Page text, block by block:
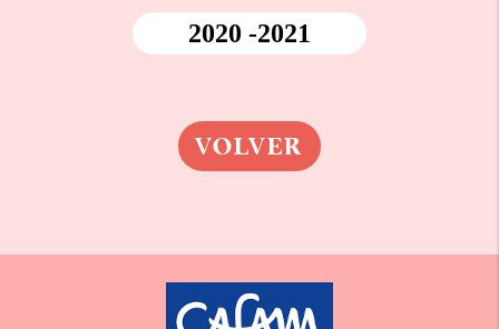
2020 -2021
VOLVER